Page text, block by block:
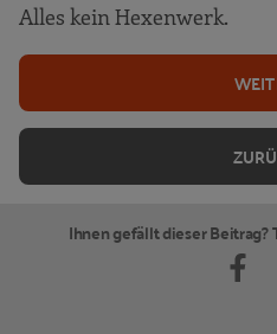
Alles kein Hexenwerk.
Ihnen gefällt dieser